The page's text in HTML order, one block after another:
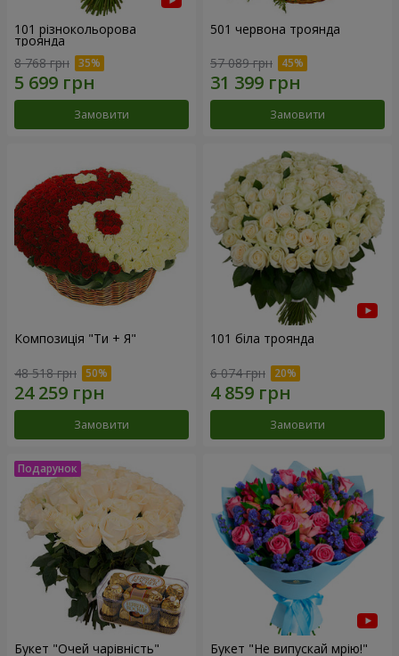
101 різнокольорова
троянда
8 768 грн
Замовити
501 червона троянда
57 089 грн
Замовити
Композиція "Ти + Я"
48 518 грн
Замовити
101 біла троянда
6 074 грн
Замовити
Букет "Очей чарівність" Букет "Не випускай мрію!"